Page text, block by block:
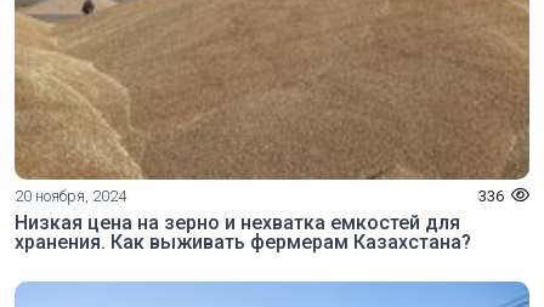
20 ноября, 2024 336
Низкая цена на зерно и нехватка емкостей для
хранения. Как выживать фермерам Казахстана?